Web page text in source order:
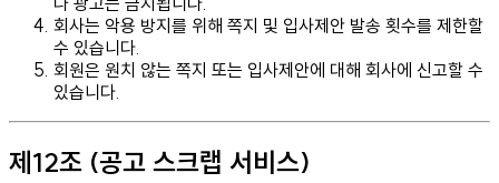
회사는 악용 방지를 위해 쪽지 및 입사제안 발송 횟수를 제한할
수 있습니다.
회원은 원치 않는 쪽지 또는 입사제안에 대해 회사에 신고할 수
있습니다.
제12조 (공고 스크랩 서비스)